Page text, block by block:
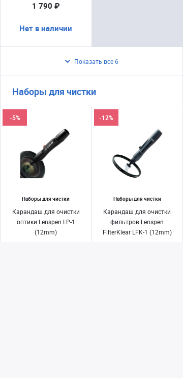
1 790 ₽
Нет в наличии
Показать все 6
Наборы для чистки
Наборы для чистки
Карандаш для очистки
оптики Lenspen LP-1
(12mm)
-5%
Наборы для чистки
Карандаш для очистки
фильтров Lenspen
FilterKlear LFK-1 (12mm)
-12%